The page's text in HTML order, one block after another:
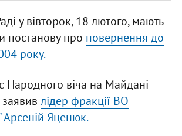
у вівторок, 18 лютого, мають
постанову про повернення до
року.
Народного віча на Майдані
лідер фракції ВО
Арсеній Яценюк.